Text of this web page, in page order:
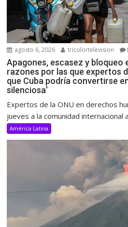
agosto 6, 2026 tricolortelevision
Apagones, escasez y bloqueo
razones por las que expertos
que Cuba podría convertirse
silenciosa’
Expertos de la ONU en derechos
jueves a la comunidad internacional
América Latina